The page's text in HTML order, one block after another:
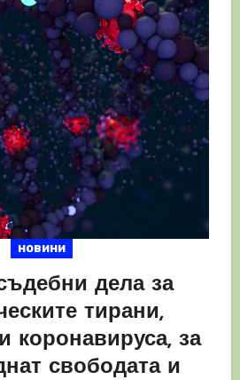
новини
дела за
тирани,
коронавируса, за
свободата и